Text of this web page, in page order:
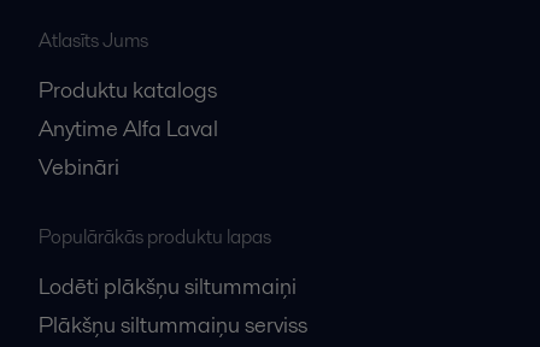
Atlasīts Jums
Produktu katalogs
Anytime Alfa Laval
Vebināri
Populārākās produktu lapas
Lodēti plākšņu siltummaiņi
Plākšņu siltummaiņu serviss